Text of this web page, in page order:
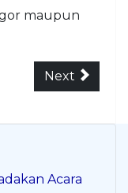
maupun
Next
Acara